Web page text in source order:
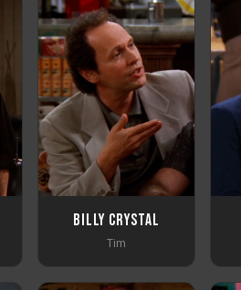
Billy Crystal
Tim